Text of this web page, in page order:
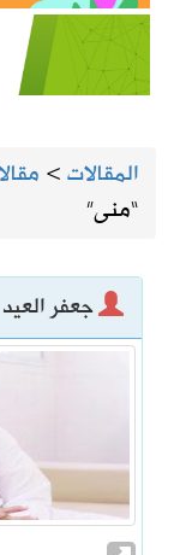
المقالات>
“منى”
جعفر العيد